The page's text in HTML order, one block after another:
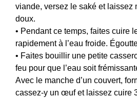
viande, versez le saké et laissez
doux.
• Pendant ce temps, faites cuire
rapidement à l’eau froide.
• Faites bouillir une petite
feu pour que l’eau soit
Avec le manche d’un couvert,
cassez-y un œuf et laissez cuire